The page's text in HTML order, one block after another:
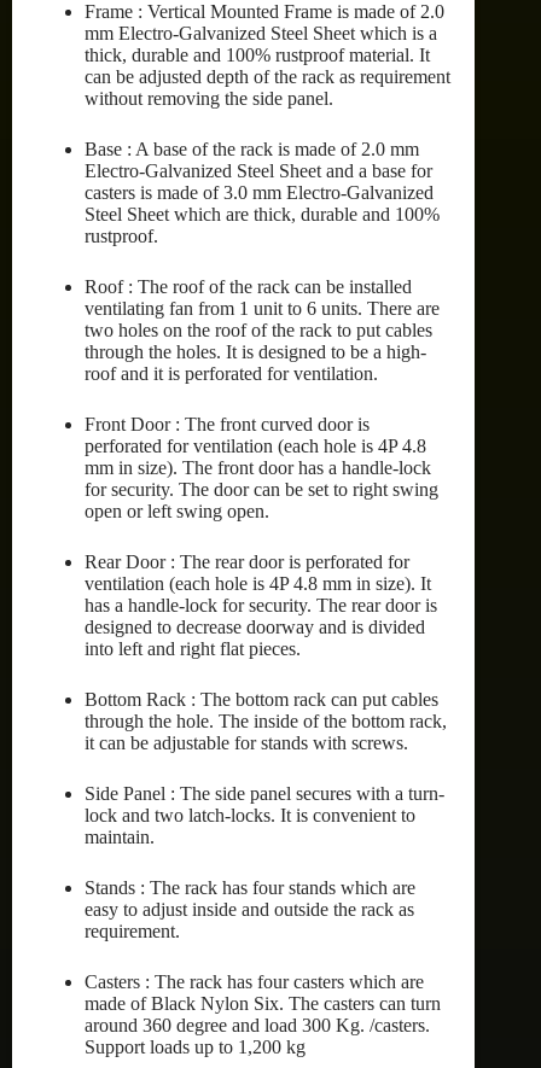
Frame : Vertical Mounted Frame is made of 2.0
mm Electro-Galvanized Steel Sheet which is a
thick, durable and 100% rustproof material. It
can be adjusted depth of the rack as requirement
without removing the side panel.
Base : A base of the rack is made of 2.0 mm
Electro-Galvanized Steel Sheet and a base for
casters is made of 3.0 mm Electro-Galvanized
Steel Sheet which are thick, durable and 100%
rustproof.
Roof : The roof of the rack can be installed
ventilating fan from 1 unit to 6 units. There are
two holes on the roof of the rack to put cables
through the holes. It is designed to be a high-
roof and it is perforated for ventilation.
Front Door : The front curved door is
perforated for ventilation (each hole is 4P 4.8
mm in size). The front door has a handle-lock
for security. The door can be set to right swing
open or left swing open.
Rear Door : The rear door is perforated for
ventilation (each hole is 4P 4.8 mm in size). It
has a handle-lock for security. The rear door is
designed to decrease doorway and is divided
into left and right flat pieces.
Bottom Rack : The bottom rack can put cables
through the hole. The inside of the bottom rack,
it can be adjustable for stands with screws.
Side Panel : The side panel secures with a turn-
lock and two latch-locks. It is convenient to
maintain.
Stands : The rack has four stands which are
easy to adjust inside and outside the rack as
requirement.
Casters : The rack has four casters which are
made of Black Nylon Six. The casters can turn
around 360 degree and load 300 Kg. /casters.
Support loads up to 1,200 kg